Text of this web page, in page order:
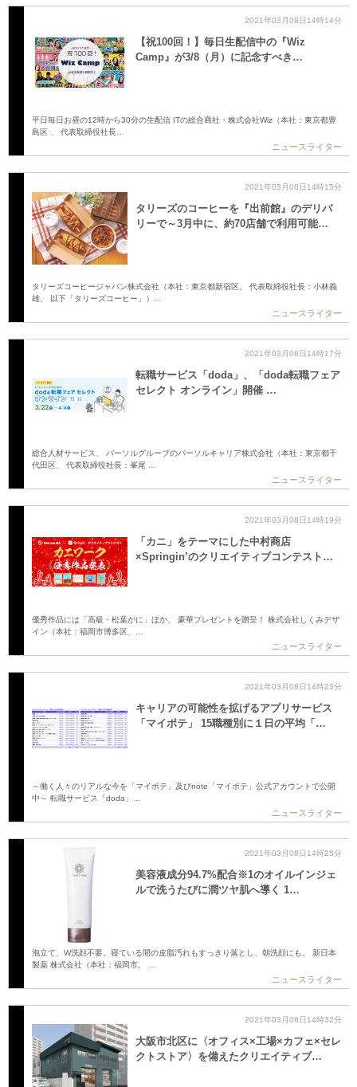
2021年03月08日14時14分
【祝100回！】毎日生配信中の『Wiz
Camp』が3/8（月）に記念すべき…
平日毎日お昼の12時から30分の生配信 ITの総合商社・株式会社Wiz（本社：東京都豊
島区 、 代表取締役社長…
ニュースライター
2021年03月08日14時15分
タリーズのコーヒーを『出前館』のデリバ
リーで～3月中に、約70店舗で利用可能…
タリーズコーヒージャパン株式会社（本社：東京都新宿区、 代表取締役社長：小林義
雄、 以下「タリーズコーヒー」）…
ニュースライター
2021年03月08日14時17分
転職サービス「doda」、「doda転職フェア
セレクト オンライン」開催 …
総合人材サービス、 パーソルグループのパーソルキャリア株式会社（本社：東京都千
代田区、 代表取締役社長：峯尾 …
ニュースライター
2021年03月08日14時19分
「カニ」をテーマにした中村商店
×Springin’のクリエイティブコンテスト…
優秀作品には「高級・松葉がに」ほか、 豪華プレゼントを贈呈！ 株式会社しくみデザ
イン（本社：福岡市博多区、…
ニュースライター
2021年03月08日14時23分
キャリアの可能性を拡げるアプリサービス
「マイポテ」 15職種別に１日の平均「…
～働く人々のリアルな今を「マイポテ」及びnote「マイポテ」公式アカウントで公開
中～ 転職サービス「doda」…
ニュースライター
2021年03月08日14時25分
美容液成分94.7%配合※1のオイルインジェ
ルで洗うたびに潤ツヤ肌へ導く 1…
泡立て、W洗顔不要。寝ている間の皮脂汚れもすっきり落とし、朝洗顔にも。 新日本
製薬 株式会社（本社：福岡市、 …
ニュースライター
2021年03月08日14時32分
大阪市北区に〈オフィス×工場×カフェ×セレ
クトストア〉を備えたクリエイティブ…